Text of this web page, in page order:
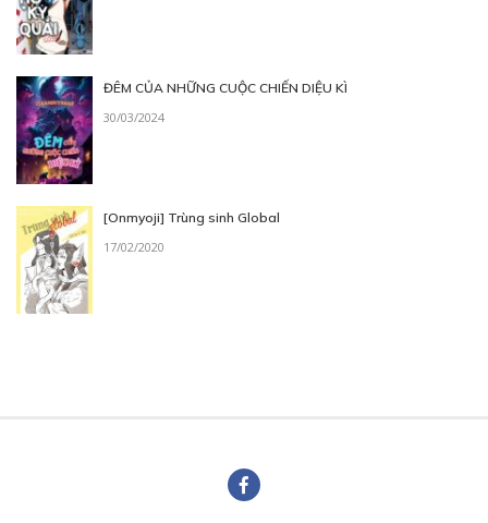
ĐÊM CỦA NHỮNG CUỘC CHIẾN DIỆU KÌ
30/03/2024
[Onmyoji] Trùng sinh Global
17/02/2020